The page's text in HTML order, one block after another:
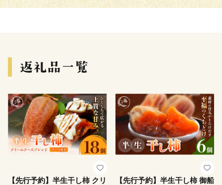
【先行予約】半生干し柿 クリ
【先行予約】半生干し柿 御船